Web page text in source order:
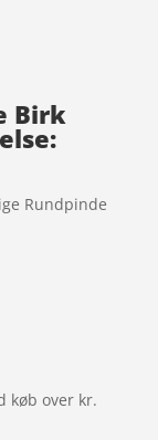
Birk
Rundpinde
køb over kr.